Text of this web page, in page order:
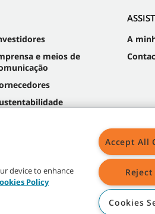
e meios de
A
device to enhance
Policy
Accept All
Reject
Cookies